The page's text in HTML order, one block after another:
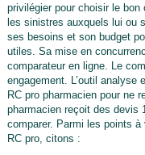
privilégier pour choisir le
les sinistres auxquels lui ou
ses besoins et son budget
utiles. Sa mise en
comparateur en ligne. Le
engagement. L’outil analyse
RC pro pharmacien pour ne
pharmacien reçoit des devis
comparer. Parmi les points
RC pro, citons :